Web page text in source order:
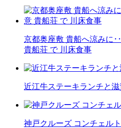
京都奥座敷 貴船へ涼みに･
貴船荘 で 川床食事
近江牛ステーキランチと
神戸クルーズ コンチェル